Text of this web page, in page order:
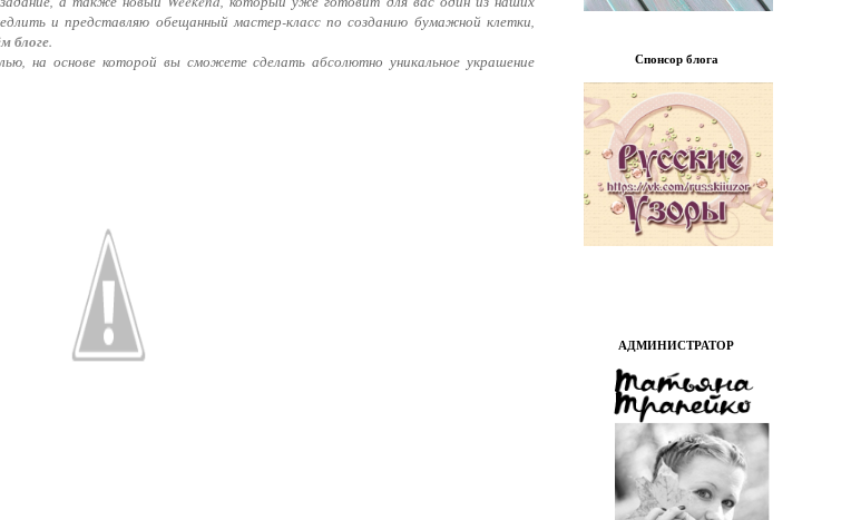
и представляю обещанный мастер-класс по созданию бумажной клетки,
блоге.
на основе которой вы сможете сделать абсолютно уникальное украшение
Спонсор блога
АДМИНИСТРАТОР